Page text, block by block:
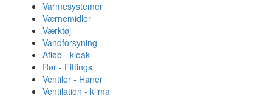
Varmesystemer
Værnemidler
Værktøj
Vandforsyning
Afløb - kloak
Rør - Fittings
Ventiler - Haner
Ventilation - klima